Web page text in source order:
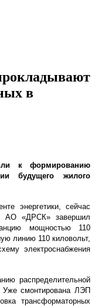
в
к формированию
будущего жилого
энергетики, сейчас
АО «ДРСК» завершил
мощностью 110
линию 110 киловольт,
электроснабжения
распределительной
Уже смонтирована ЛЭП
трансформаторных